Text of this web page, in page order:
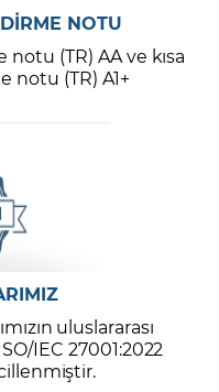
NOTU
(TR) AA ve kısa
notu (TR) A1+
uluslararası
IEC 27001:2022